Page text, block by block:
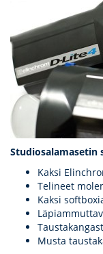
Studiosalamasetin
Kaksi
Telineet
Kaksi
Musta